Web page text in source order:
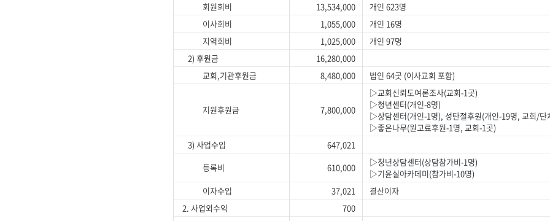
회원회비
13,534,000
개인 623명
이사회비
1,055,000
개인 16명
지역회비
1,025,000
개인 97명
2) 후원금
16,280,000
교회,기관후원금
8,480,000 법인 64곳 (이사교회 포함)
지원후원금 7,800,000
▷교회신뢰도여론조사(교회-1곳)
▷청년센터(개인-8명)
▷상담센터(개인-1명), 성탄절후원(개인-19명, 교회/단
▷좋은나무(원고료후원-1명, 교회-1곳)
3) 사업수입
647,021
등록비
610,000
▷청년상담센터(상담참가비-1명)
▷기윤실아카데미(참가비-10명)
이자수입
37,021
결산이자
2. 사업외수익
700